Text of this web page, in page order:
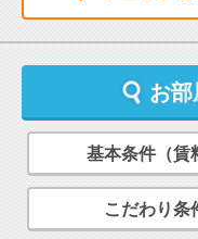
お部
基本条件（賃
こだわり条